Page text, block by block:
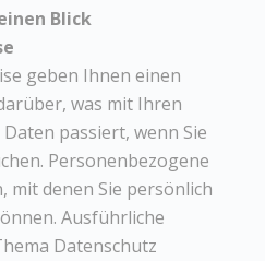
Blick
geben Ihnen einen
was mit Ihren
passiert, wenn Sie
Personenbezogene
mit denen Sie persönlich
Ausführliche
Datenschutz